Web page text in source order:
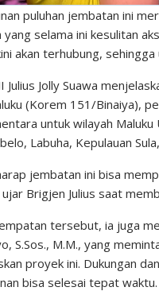
puluhan jembatan ini
yang selama ini kesulitan
akan terhubung,
Julius Jolly Suawa
(Korem 151/Binaiya),
untuk wilayah
Labuha, Kepulauan
jembatan ini bisa
ujar Brigjen Julius saat
tersebut, ia juga
S.Sos., M.M., yang
proyek ini. Dukungan
bisa selesai tepat waktu.